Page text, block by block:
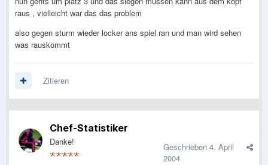
raus , vielleicht war das das problem
also gegen sturm wieder locker ans spiel ran und man wird sehen
was rauskommt
Zitieren
Chef-Statistiker
Danke! Geschrieben 4. April
2004